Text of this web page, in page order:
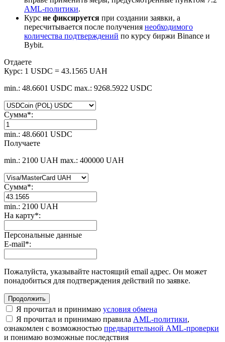
AML-политики.
Курс не фиксируется при создании заявки, а
пересчитывается после получения необходимого
количества подтверждений по курсу биржи Binance и
Bybit.
Отдаете
Курс: 1 USDC = 43.1565 UAH
min.: 48.6601 USDC max.: 9268.5922 USDC
Сумма*:
min.: 48.6601 USDC
Получаете
min.: 2100 UAH max.: 400000 UAH
Сумма*:
min.: 2100 UAH
На карту*:
Персональные данные
E-mail*:
Пожалуйста, указывайте настоящий email адрес. Он может
понадобиться для подтверждения действий по заявке.
Я прочитал и принимаю условия обмена
Я прочитал и принимаю правила AML-политики,
ознакомлен с возможностью предварительной AML-проверки
и понимаю возможные последствия